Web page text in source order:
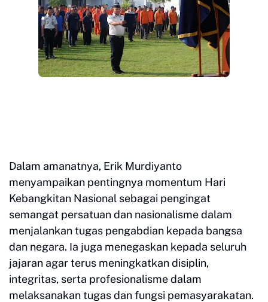
Dalam amanatnya, Erik Murdiyanto
menyampaikan pentingnya momentum Hari
Kebangkitan Nasional sebagai pengingat
semangat persatuan dan nasionalisme dalam
menjalankan tugas pengabdian kepada bangsa
dan negara. Ia juga menegaskan kepada seluruh
jajaran agar terus meningkatkan disiplin,
integritas, serta profesionalisme dalam
melaksanakan tugas dan fungsi pemasyarakatan.